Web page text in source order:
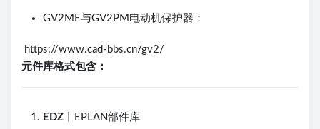
GV2ME与GV2PM电动机保护器：
https://www.cad-bbs.cn/gv2/
元件库格式包含：
EDZ 丨EPLAN部件库